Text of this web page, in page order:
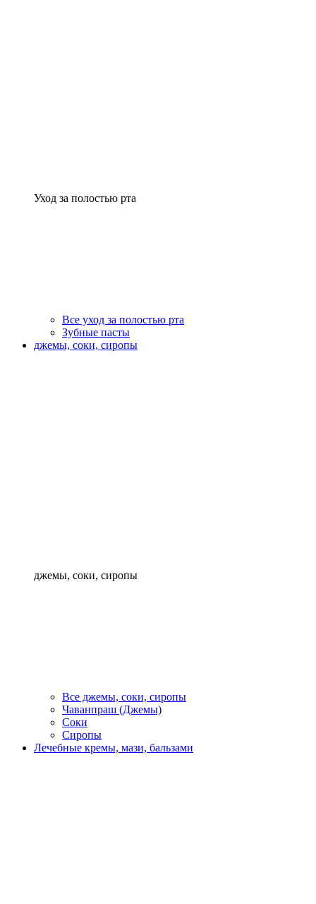
Уход за полостью рта
Все уход за полостью рта
Зубные пасты
джемы, соки, сиропы
джемы, соки, сиропы
Все джемы, соки, сиропы
Чаванпраш (Джемы)
Соки
Сиропы
Лечебные кремы, мази, бальзами